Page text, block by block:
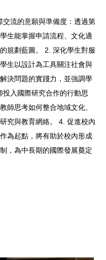
流的意願與準備度：透過第
生能掌握申請流程、文化適
規劃藍圖。 2. 深化學生對服
生以設計為工具關注社會與
決問題的實踐力，並強調學
入國際研究合作的行動思
師思考如何整合地域文化、
究與教育網絡。 4. 促進校內
為起點，將有助於校內形成
，為中長期的國際發展奠定